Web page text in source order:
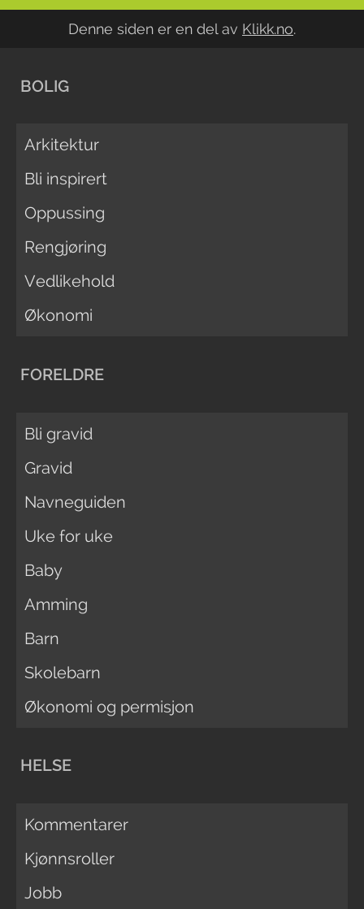
Denne siden er en del av Klikk.no.
BOLIG
Arkitektur
Bli inspirert
Oppussing
Rengjøring
Vedlikehold
Økonomi
FORELDRE
Bli gravid
Gravid
Navneguiden
Uke for uke
Baby
Amming
Barn
Skolebarn
Økonomi og permisjon
HELSE
Kommentarer
Kjønnsroller
Jobb